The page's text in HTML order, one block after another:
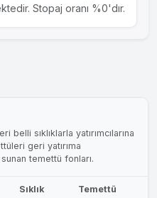
Stopaj oranı %0'dır.
sıklıklarla yatırımcılarına
geri yatırıma
temettü fonları.
Sıklık Temettü